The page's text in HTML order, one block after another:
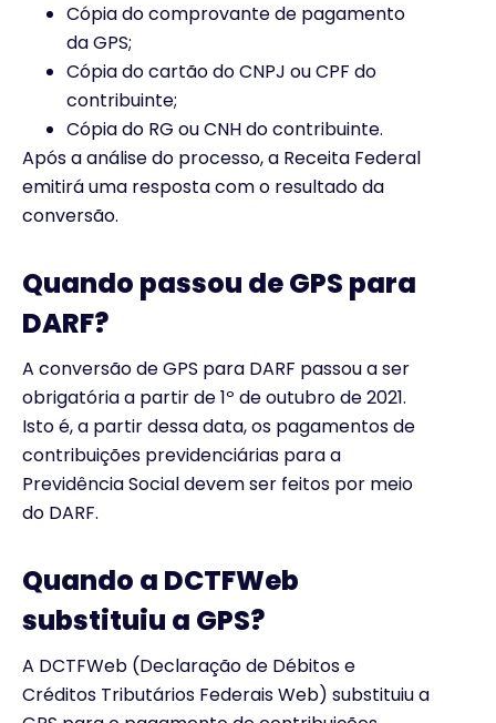
Cópia do comprovante de pagamento
da GPS;
Cópia do cartão do CNPJ ou CPF do
contribuinte;
Cópia do RG ou CNH do contribuinte.
Após a análise do processo, a Receita Federal
emitirá uma resposta com o resultado da
conversão.
Quando passou de GPS para
DARF?
A conversão de GPS para DARF passou a ser
obrigatória a partir de 1º de outubro de 2021.
Isto é, a partir dessa data, os pagamentos de
contribuições previdenciárias para a
Previdência Social devem ser feitos por meio
do DARF.
Quando a DCTFWeb
substituiu a GPS?
A DCTFWeb (Declaração de Débitos e
Créditos Tributários Federais Web) substituiu a